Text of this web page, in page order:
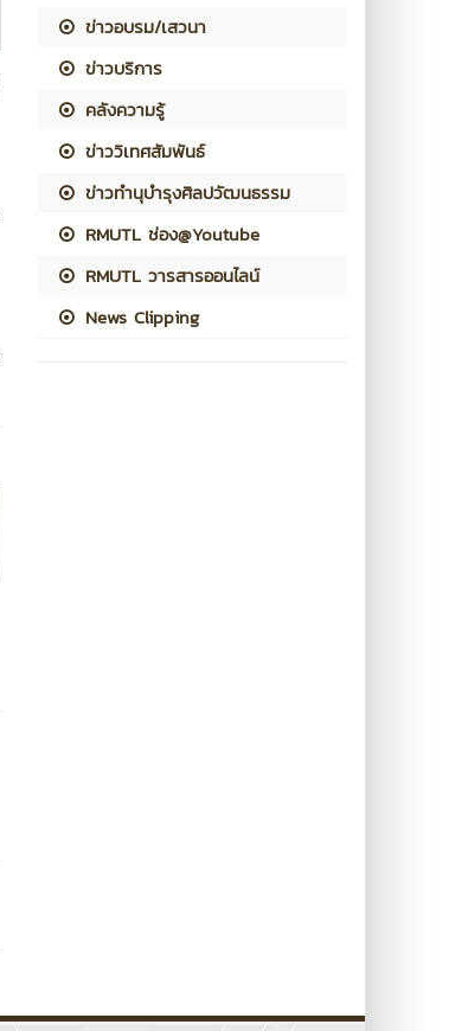
ข่าวอบรม/เสวนา
ข่าวบริการ
คลังความรู้
ข่าววิเทศสัมพันธ์
ข่าวทำนุบำรุงศิลปวัฒนธรรม
RMUTL ช่อง@Youtube
RMUTL วารสารออนไลน์
News Clipping